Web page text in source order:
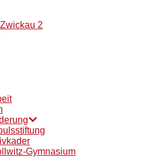
2
Gymnasium